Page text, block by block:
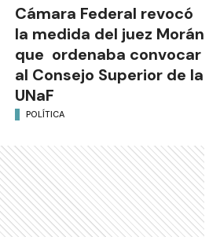
Cámara Federal revocó
la medida del juez Morán
que ordenaba convocar
al Consejo Superior de la
UNaF
POLÍTICA